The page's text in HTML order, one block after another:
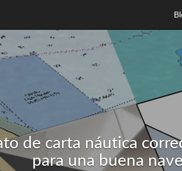
de carta náutica
para una buena